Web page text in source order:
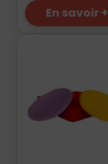
En savoir +